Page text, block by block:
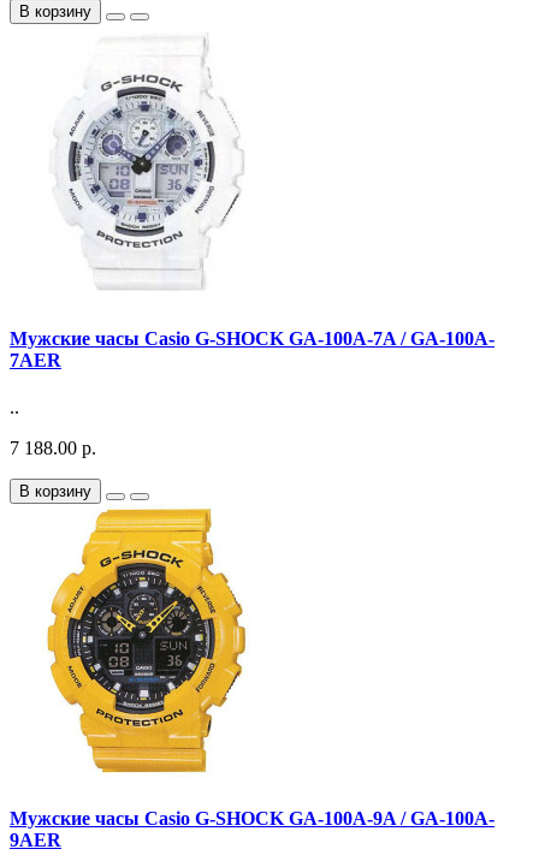
В корзину
Мужские часы Casio G-SHOCK GA-100A-7A / GA-100A-
7AER
..
7 188.00 р.
В корзину
Мужские часы Casio G-SHOCK GA-100A-9A / GA-100A-
9AER